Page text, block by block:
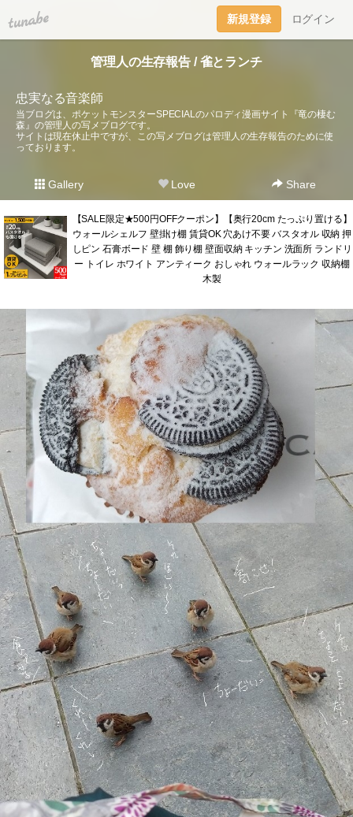
tuna.be 新規登録 ログイン
管理人の生存報告 / 雀とランチ
忠実なる音楽師
当ブログは、ポケットモンスターSPECIALのパロディ漫画サイト『竜の棲む
森』の管理人の写メブログです。
サイトは現在休止中ですが、この写メブログは管理人の生存報告のために使
っております。
Gallery Love Share
【SALE限定★500円OFFクーポン】【奥行20cm たっぷり置ける】
ウォールシェルフ 壁掛け棚 賃貸OK 穴あけ不要 バスタオル 収納 押
しピン 石膏ボード 壁 棚 飾り棚 壁面収納 キッチン 洗面所 ランドリ
ー トイレ ホワイト アンティーク おしゃれ ウォールラック 収納棚
木製